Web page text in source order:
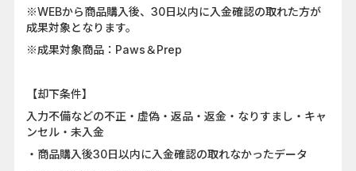
※WEBから商品購入後、30日以内に入金確認の取れた方が
成果対象となります。
※成果対象商品：Paws＆Prep
【却下条件】
入力不備などの不正・虚偽・返品・返金・なりすまし・キャ
ンセル・未入金
・商品購入後30日以内に入金確認の取れなかったデータ